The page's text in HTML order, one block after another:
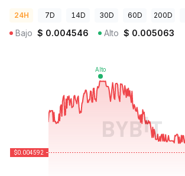
24H 7D 14D 30D 60D 200D
Bajo $ 0.004546 Alto $ 0.005063